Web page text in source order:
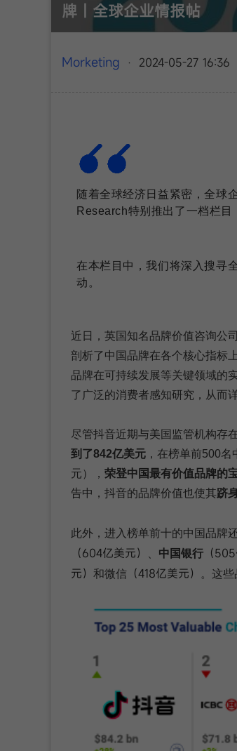
牌｜全球企业情报帖
Morketing · 2024-05-27 16:36
随着全球经济日益紧密，全球
Research特别推出了一档栏目
在本栏目中，我们将深入搜寻
动。
近日，英国知名品牌价值咨询公
剖析了中国品牌在各个核心指标
品牌在可持续发展等关键领域的
了广泛的消费者感知研究，从而
尽管抖音近期与美国监管机构存
到了842亿美元 ，在榜单前500名
元）， 荣登中国最有价值品牌的
告中，抖音的品牌价值也使其跻
此外，进入榜单前十的中国品牌
（604亿美元） 中国银行 （
元）
和微信 （418亿美元） 。这